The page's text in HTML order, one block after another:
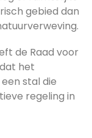
gebied dan
de Raad voor
het
stal die
regeling in